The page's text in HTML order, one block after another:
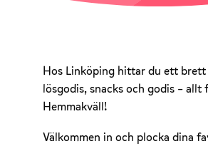
Hos Linköping hittar du ett
lösgodis, snacks och godis – allt
Hemmakväll!
Välkommen in och plocka dina